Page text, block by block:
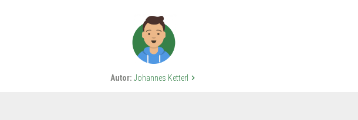
Autor: Johannes Ketterl keyboard_arrow_right